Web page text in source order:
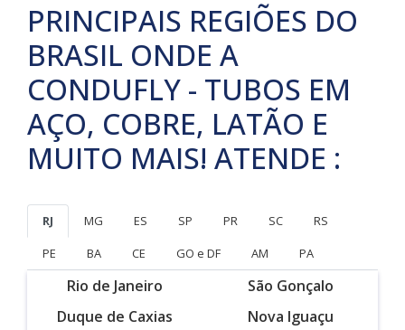
PRINCIPAIS REGIÕES DO
BRASIL ONDE A
CONDUFLY - TUBOS EM
AÇO, COBRE, LATÃO E
MUITO MAIS! ATENDE :
RJ MG ES SP PR SC
RS
PE
BA CE GO e DF AM PA
Rio de Janeiro
São Gonçalo
Duque de Caxias
Nova Iguaçu